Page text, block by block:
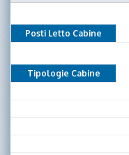
Posti Letto Cabine
Tipologie Cabine